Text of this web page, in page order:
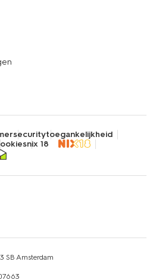
securitytoegankelijkheid
nix 18
SB Amsterdam